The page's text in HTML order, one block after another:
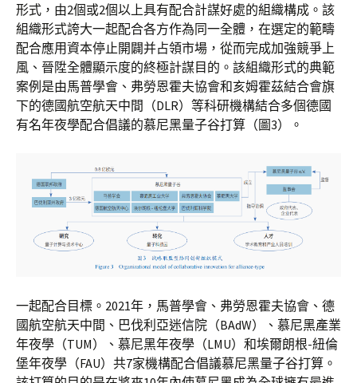
形式，由2個或2個以上具有配合計謀好處的組織構成。該
組織形式誇大一起配合各方作為同一全體，在選定的範疇
配合應用資本停止開闢并占領市場，從而完成加強競爭上
風、晉陞全體顯示度的終極計謀目的。該組織形式的典範
案例是由馬普學會、弗勞恩霍夫協會和亥姆霍茲結合會旗
下的德國航空航天中間（DLR）等科研機構結合多個德國
有名年夜學配合倡議的慕尼黑量子谷打算（圖3）。
一起配合目標。2021年，馬普學會、弗勞恩霍夫協會、德
國航空航天中間、巴伐利亞迷信院（BAdW）、慕尼黑產業
年夜學（TUM）、慕尼黑年夜學（LMU）和埃爾朗根-紐倫
堡年夜學（FAU）共7家機構配合倡議慕尼黑量子谷打算。